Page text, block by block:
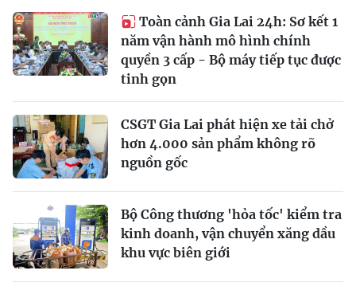
Toàn cảnh Gia Lai 24h: Sơ kết 1
năm vận hành mô hình chính
quyền 3 cấp - Bộ máy tiếp tục được
tinh gọn
CSGT Gia Lai phát hiện xe tải chở
hơn 4.000 sản phẩm không rõ
nguồn gốc
Bộ Công thương 'hỏa tốc' kiểm tra
kinh doanh, vận chuyển xăng dầu
khu vực biên giới